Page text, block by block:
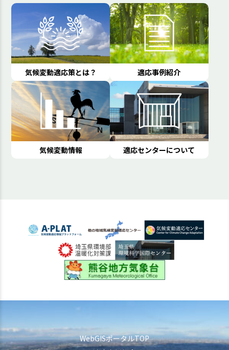
気候変動適応策とは？ 適応事例紹介
気候変動情報 適応センターについて
WebGISポータルTOP